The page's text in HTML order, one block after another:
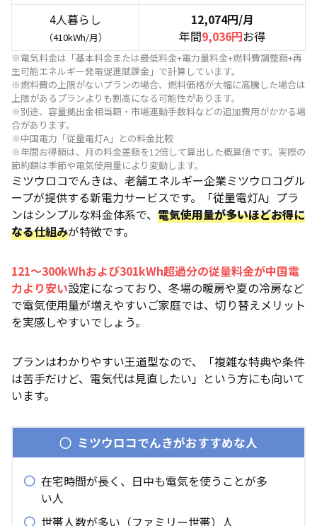
4人暮らし
（410kWh/月）
12,074円/月
年間9,036円お得
※電気料金は「基本料金または最低料金+電力量料金+燃料費調整額+再
生可能エネルギー発電促進賦課金」で計算しています。
※燃料費の上限がないプランの場合、燃料価格が大幅に高騰した場合は
上限があるプランよりも割高になる可能性があります。
※別途、容量拠出金相当額・市場連動手数料などの追加費用がかかる場
合があります。
※中国電力「従量電灯A」との料金比較
※年間お得額は、月の料金差額を12倍して算出した概算値です。実際の
節約額は季節や電気使用量により変動します。
ミツウロコでんきは、老舗エネルギー企業ミツウロコグル
ープが提供する新電力サービスです。「従量電灯A」プラ
ンはシンプルな料金体系で、 電気使用量が多いほどお得に
なる仕組みが特徴です。
121～300kWhおよび301kWh超過分の従量料金が中国電
力より安い設定になっており、冬場の暖房や夏の冷房など
で電気使用量が増えやすいご家庭では、切り替えメリット
を実感しやすいでしょう。
プランはわかりやすい王道型なので、「複雑な特典や条件
は苦手だけど、電気代は見直したい」という方にも向いて
います。
ミツウロコでんきがおすすめな人
在宅時間が長く、日中も電気を使うことが多
い人
世帯人数が多い（ファミリー世帯）人